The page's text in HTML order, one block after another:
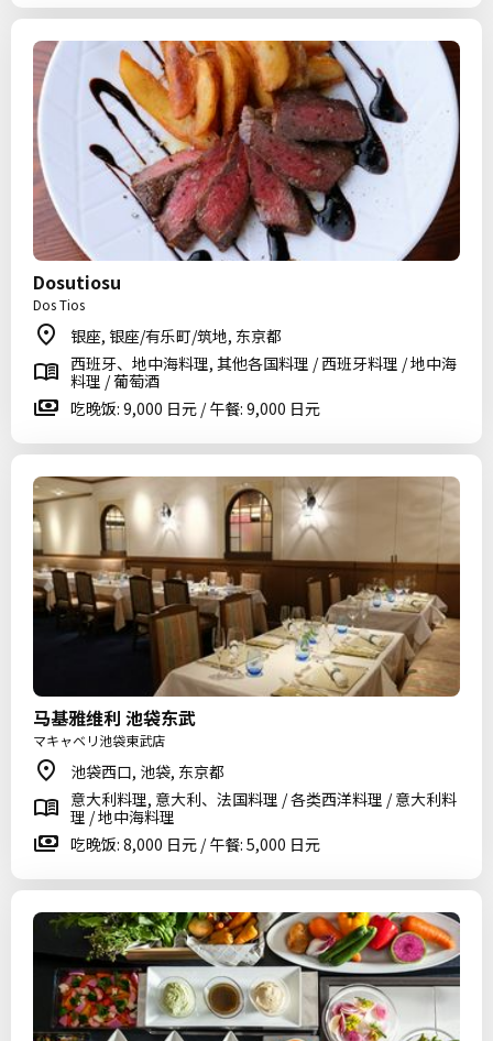
Dosutiosu
Dos Tios
银座, 银座/有乐町/筑地, 东京都
西班牙、地中海料理, 其他各国料理 / 西班牙料理 / 地中海
料理 / 葡萄酒
吃晚饭: 9,000 日元 / 午餐: 9,000 日元
马基雅维利 池袋东武
マキャベリ池袋東武店
池袋西口, 池袋, 东京都
意大利料理, 意大利、法国料理 / 各类西洋料理 / 意大利料
理 / 地中海料理
吃晚饭: 8,000 日元 / 午餐: 5,000 日元